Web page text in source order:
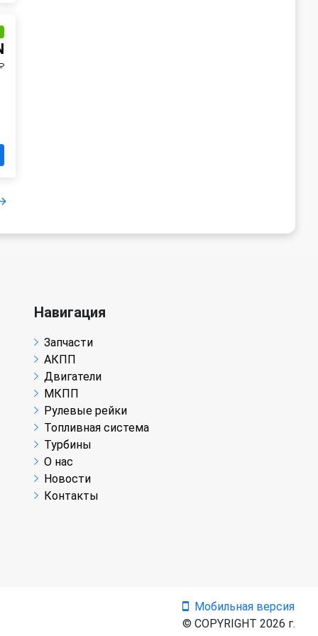
Навигация
Запчасти
АКПП
Двигатели
МКПП
Рулевые рейки
Топливная система
Турбины
О нас
Новости
Контакты
Мобильная версия
© COPYRIGHT 2026 г.